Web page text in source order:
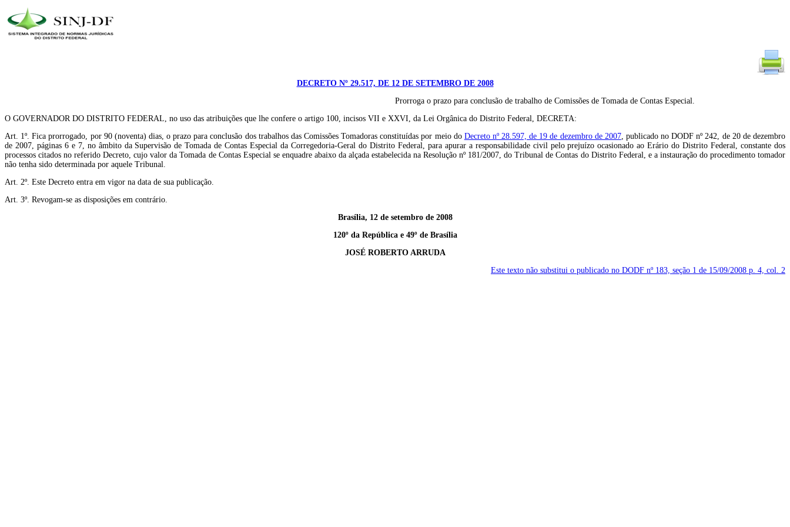
DECRETO Nº 29.517, DE 12 DE SETEMBRO DE 2008
Prorroga o prazo para conclusão de trabalho de Comissões de Tomada de Contas Especial.
O GOVERNADOR DO DISTRITO FEDERAL, no uso das atribuições que lhe confere o artigo 100, incisos VII e XXVI, da Lei Orgânica do Distrito Federal, DECRETA:
Art. 1º. Fica prorrogado, por 90 (noventa) dias, o prazo para conclusão dos trabalhos das Comissões Tomadoras constituídas por meio do Decreto nº 28.597, de 19 de dezembro de 2007, publicado no DODF nº 242, de 20 de dezembro
de 2007, páginas 6 e 7, no âmbito da Supervisão de Tomada de Contas Especial da Corregedoria-Geral do Distrito Federal, para apurar a responsabilidade civil pelo prejuízo ocasionado ao Erário do Distrito Federal, constante dos
processos citados no referido Decreto, cujo valor da Tomada de Contas Especial se enquadre abaixo da alçada estabelecida na Resolução nº 181/2007, do Tribunal de Contas do Distrito Federal, e a instauração do procedimento tomador
não tenha sido determinada por aquele Tribunal.
Art. 2º. Este Decreto entra em vigor na data de sua publicação.
Art. 3º. Revogam-se as disposições em contrário.
Brasília, 12 de setembro de 2008
120º da República e 49º de Brasília
JOSÉ ROBERTO ARRUDA
Este texto não substitui o publicado no DODF nº 183, seção 1 de 15/09/2008 p. 4, col. 2